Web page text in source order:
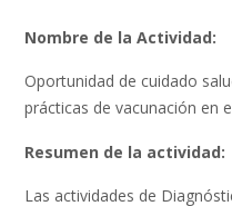
Nombre de la Actividad:
Oportunidad de cuidado
prácticas de vacunación en
Resumen de la actividad:
Las actividades de